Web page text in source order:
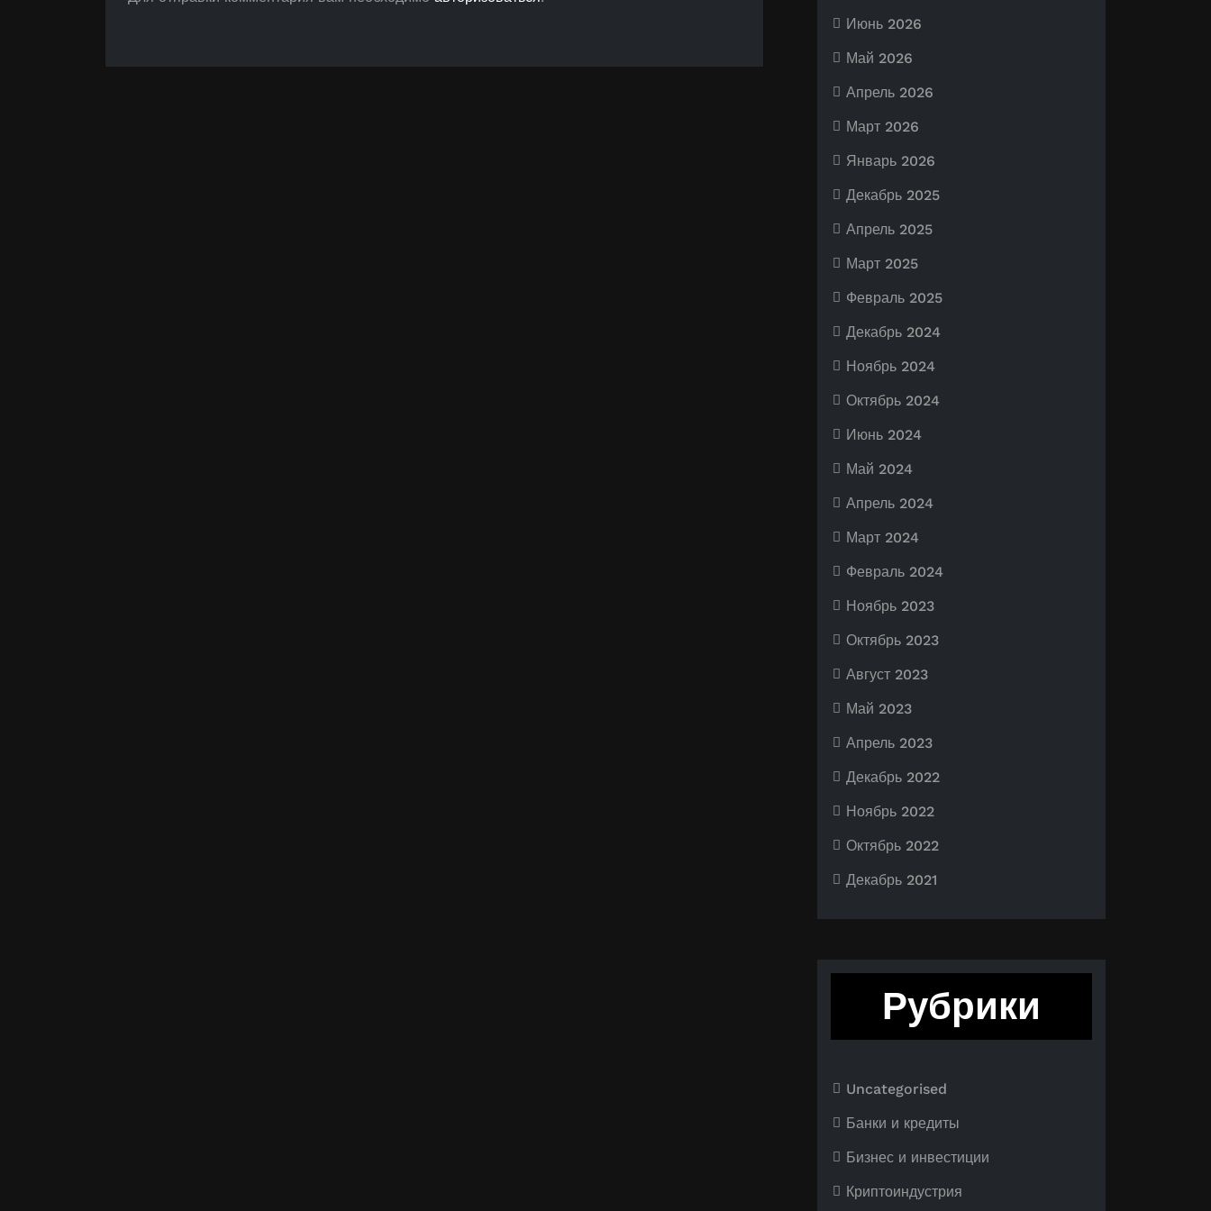
Июнь 2026
Май 2026
Апрель 2026
Март 2026
Январь 2026
Декабрь 2025
Апрель 2025
Март 2025
Февраль 2025
Декабрь 2024
Ноябрь 2024
Октябрь 2024
Июнь 2024
Май 2024
Апрель 2024
Март 2024
Февраль 2024
Ноябрь 2023
Октябрь 2023
Август 2023
Май 2023
Апрель 2023
Декабрь 2022
Ноябрь 2022
Октябрь 2022
Декабрь 2021
Рубрики
Uncategorised
Банки и кредиты
Бизнес и инвестиции
Криптоиндустрия